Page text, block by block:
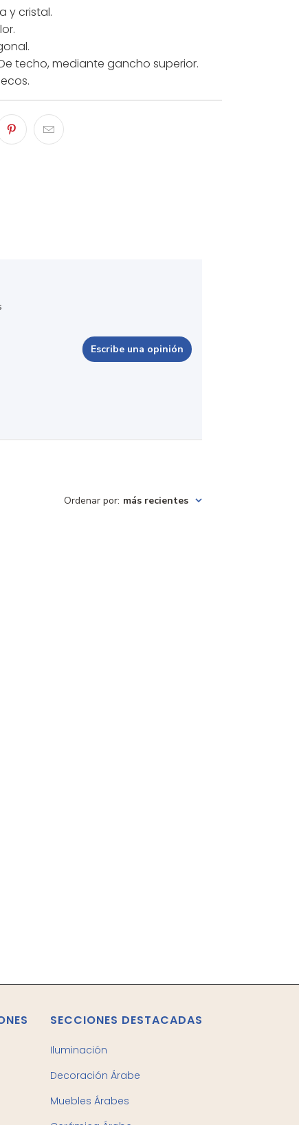
y cristal.
techo, mediante gancho superior.
Escribe una opinión
Ordenar por: más recientes
SECCIONES DESTACADAS
Iluminación
Decoración Árabe
Muebles Árabes